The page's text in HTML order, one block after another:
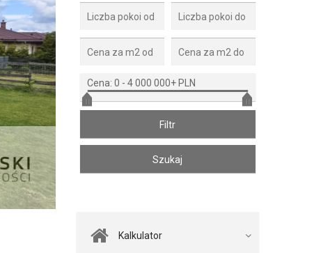
Zdjęcie 2
Cena: 0 - 4 000 000+ PLN
Kalkulator